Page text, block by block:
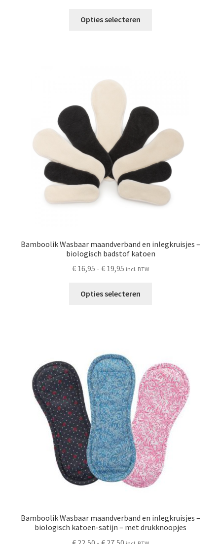
tot
Opties selecteren
gekozen
worden
op
productpagina
Bamboolik Wasbaar maandverband en inlegkruisjes –
biologisch badstof katoen
€ 16,95 - € 19,95 Prijsklasse:
tot
incl. BTW
Opties selecteren
optie
kan
gekozen
worden
op
de
productpagina
Bamboolik Wasbaar maandverband en inlegkruisjes –
biologisch katoen-satijn – met drukknoopjes